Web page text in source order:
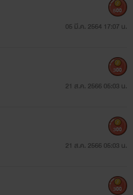
ตัวจ้ำม่ำ คุณพ่อเขาก็อยากมี
อผมไม่ได้ชอบผู้หญิง ถ้ามีผู้ชายที่
เดี๋ยวจะปั๊มทายาทให้ทันที” ทัพ
อนาคตมากแค่ไหน เขาไม่คิดว่า
05 มี.ค. 2564 17:07 น.
500
21 ส.ค. 2566 05:03 น.
300
21 ส.ค. 2566 05:03 น.
300
300